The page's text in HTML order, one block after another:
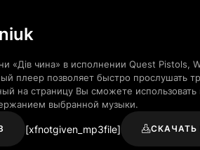
«Дів чина» в исполнении Quest Pistols,
плеер позволяет быстро прослушать
на страницу Вы сможете
выбранной музыки.
[xfnotgiven_mp3file] СКАЧАТЬ